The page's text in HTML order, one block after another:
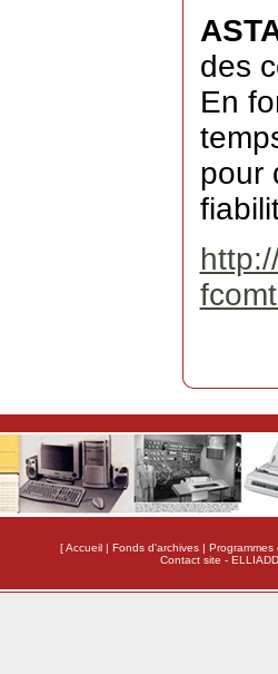
des
En
pour
[Accueil| Fonds d'archives| Programmes
Contact site -